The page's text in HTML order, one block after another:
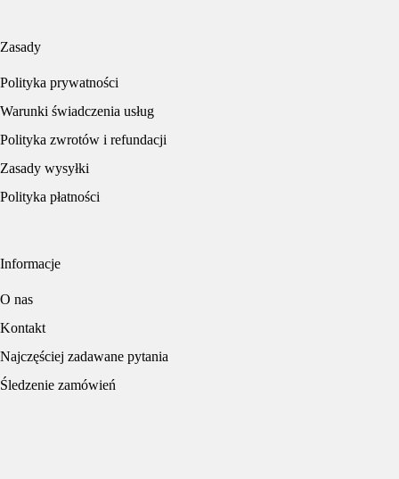
Zasady
Polityka prywatności
Warunki świadczenia usług
Polityka zwrotów i refundacji
Zasady wysyłki
Polityka płatności
Informacje
O nas
Kontakt
Najczęściej zadawane pytania
Śledzenie zamówień